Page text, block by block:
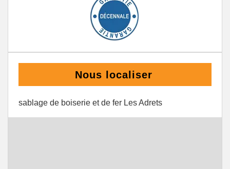
Nous localiser
sablage de boiserie et de fer Les Adrets